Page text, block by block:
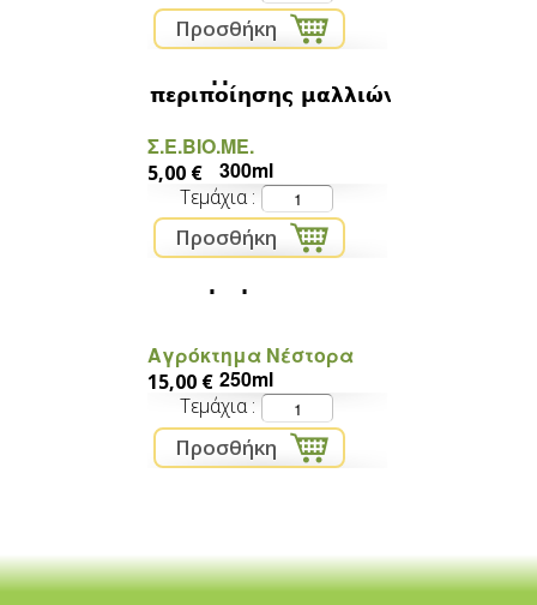
περιποίησης μαλλιών
Σ.Ε.ΒΙΟ.ΜΕ.
5,00 € 300ml
Τεμάχια
Αγρόκτημα Νέστορα
15,00 € 250ml
Τεμάχια